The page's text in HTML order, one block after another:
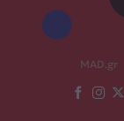
MAD.gr